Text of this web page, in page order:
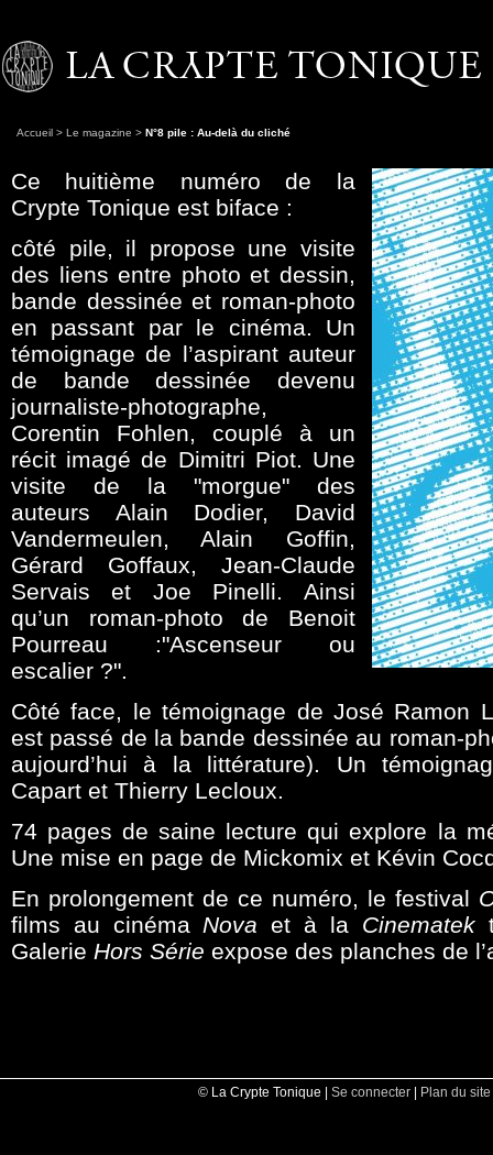
Accueil > Le magazine > N°8 pile : Au-delà du cliché
Ce huitième numéro de la
Crypte Tonique est biface :
côté pile, il propose une visite
des liens entre photo et dessin,
bande dessinée et roman-photo
en passant par le cinéma. Un
témoignage de l’aspirant auteur
de bande dessinée devenu
journaliste-photographe,
Corentin Fohlen, couplé à un
récit imagé de Dimitri Piot. Une
visite de la "morgue" des
auteurs Alain Dodier, David
Vandermeulen, Alain Goffin,
Gérard Goffaux, Jean-Claude
Servais et Joe Pinelli. Ainsi
qu’un roman-photo de Benoit
Pourreau :"Ascenseur ou
escalier ?".
Côté face, le témoignage de José Ramon
est passé de la bande dessinée au roman-
aujourd’hui à la littérature). Un
Capart et Thierry Lecloux.
74 pages de saine lecture qui explore la
Une mise en page de Mickomix et Kévin
En prolongement de ce numéro, le festival
films au cinéma Nova et à la Cinematek
Galerie Hors Série expose des planches de
© La Crypte Tonique | Se connecter | Plan du site